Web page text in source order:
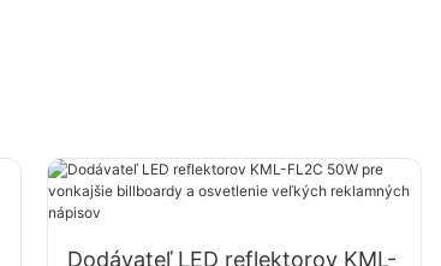
Dodávateľ LED reflektorov KML-